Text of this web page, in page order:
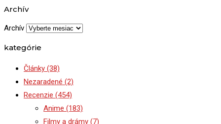
Archív
Archív
kategórie
Články (38)
Nezaradené (2)
Recenzie (454)
Anime (183)
Filmy a drámy (7)